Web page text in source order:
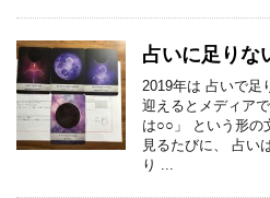
占いに足りな
2019年は 占いで足
迎えるとメディア
は○○」 という形の
見るたびに、 占い
り ...